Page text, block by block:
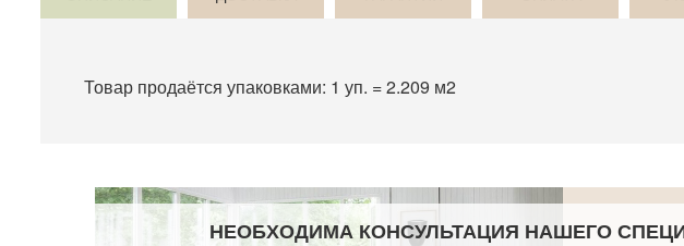
Товар продаётся упаковками: 1 уп. = 2.209 м2
НЕОБХОДИМА КОНСУЛЬТАЦИЯ НАШЕГО